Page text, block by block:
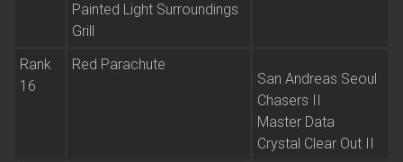
Painted Light Surroundings
Grill
Rank
16
Red Parachute
San Andreas Seoul
Chasers II
Master Data
Crystal Clear Out II